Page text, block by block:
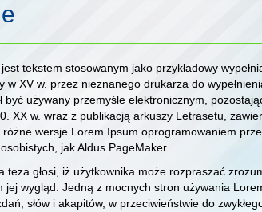
tekstem stosowanym jako przykładowy
w XV w. przez nieznanego drukarza do
być używany przemyśle elektronicznym,
XX w. wraz z publikacją arkuszy Letrasetu,
wersje Lorem Ipsum oprogramowaniem
jak Aldus PageMaker
teza głosi, iż użytkownika może rozpraszać
jej wygląd. Jedną z mocnych stron używania
słów i akapitów, w przeciwieństwie do